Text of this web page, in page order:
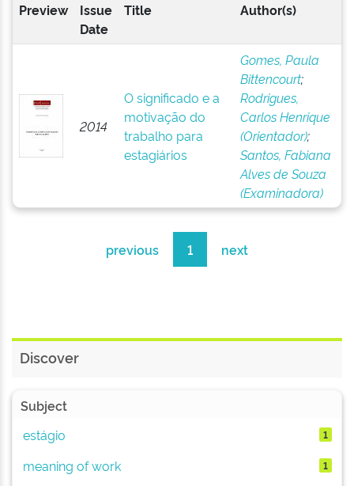
Preview
Issue
Date
Title Author(s)
2014
O significado e a
motivação do
trabalho para
estagiários
Gomes, Paula
Bittencourt;
Rodrigues,
Carlos Henrique
(Orientador);
Santos, Fabiana
Alves de Souza
(Examinadora)
previous 1 next
Discover
Subject
estágio
1
meaning of work 1